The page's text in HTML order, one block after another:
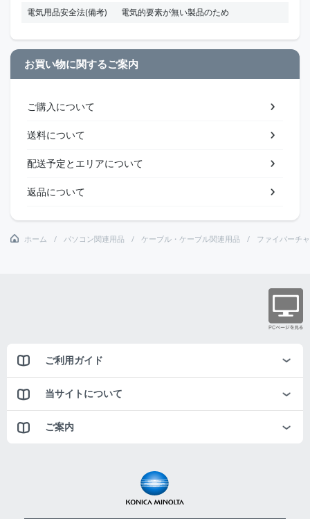
電気用品安全法(備考) 電気的要素が無い製品のため
お買い物に関するご案内
ご購入について
送料について
配送予定とエリアについて
返品について
ホーム パソコン関連用品 ケーブル・ケーブル関連用品 ファイバーチ
ご利用ガイド
当サイトについて
ご案内